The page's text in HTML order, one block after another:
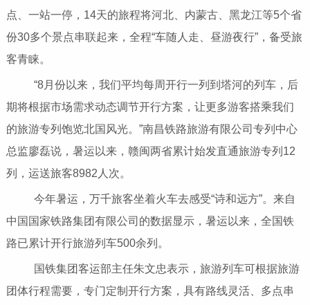
点、一站一停，14天的旅程将河北、内蒙古、黑龙江等5个省
份30多个景点串联起来，全程“车随人走、昼游夜行”，备受旅
客青睐。
“8月份以来，我们平均每周开行一列到塔河的列车，后
期将根据市场需求动态调节开行方案，让更多游客搭乘我们
的旅游专列饱览北国风光。”南昌铁路旅游有限公司专列中心
总监廖磊说，暑运以来，赣闽两省累计始发直通旅游专列12
列，运送旅客8982人次。
今年暑运，万千旅客坐着火车去感受“诗和远方”。来自
中国国家铁路集团有限公司的数据显示，暑运以来，全国铁
路已累计开行旅游列车500余列。
国铁集团客运部主任朱文忠表示，旅游列车可根据旅游
团体行程需要，专门定制开行方案，具有路线灵活、多点串